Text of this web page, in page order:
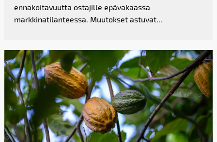
ennakoitavuutta ostajille epävakaassa
markkinatilanteessa. Muutokset astuvat...